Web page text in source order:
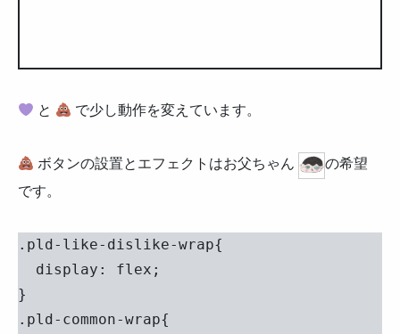
と で少し動作を変えています。
ボタンの設置とエフェクトはお父ちゃん
の希望
です。
.pld-like-dislike-wrap{
}
.pld-common-wrap{